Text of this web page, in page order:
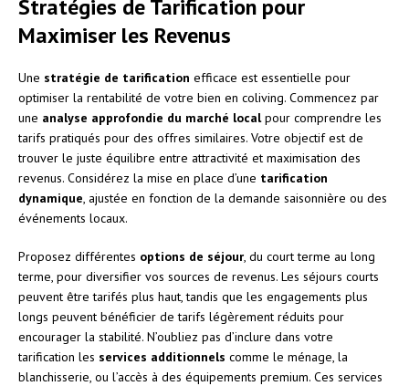
Stratégies de Tarification pour
Maximiser les Revenus
Une stratégie de tarification efficace est essentielle pour
optimiser la rentabilité de votre bien en coliving. Commencez par
une analyse approfondie du marché localpour comprendre les
tarifs pratiqués pour des offres similaires. Votre objectif est de
trouver le juste équilibre entre attractivité et maximisation des
revenus. Considérez la mise en place d’une tarification
dynamique , ajustée en fonction de la demande saisonnière ou des
événements locaux.
Proposez différentes options de séjour , du court terme au long
terme, pour diversifier vos sources de revenus. Les séjours courts
peuvent être tarifés plus haut, tandis que les engagements plus
longs peuvent bénéficier de tarifs légèrement réduits pour
encourager la stabilité. N’oubliez pas d’inclure dans votre
tarification les services additionnels comme le ménage, la
blanchisserie, ou l’accès à des équipements premium. Ces services